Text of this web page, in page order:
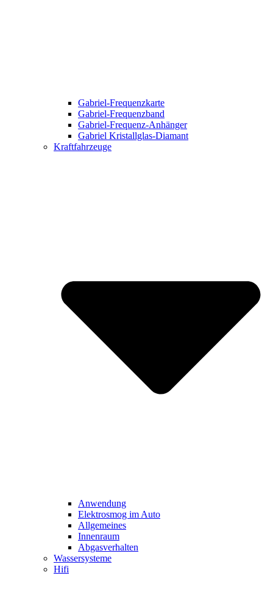
Gabriel-Frequenzkarte
Gabriel-Frequenzband
Gabriel-Frequenz-Anhänger
Gabriel Kristallglas-Diamant
Kraftfahrzeuge
Anwendung
Elektrosmog im Auto
Allgemeines
Innenraum
Abgasverhalten
Wassersysteme
Hifi